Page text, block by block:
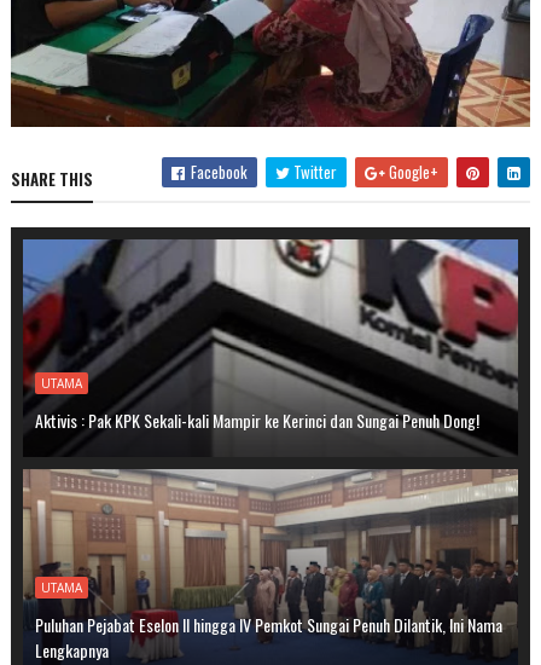
SHARE THIS Facebook Twitter Google+
UTAMA
Aktivis : Pak KPK Sekali-kali Mampir ke Kerinci dan Sungai Penuh Dong!
UTAMA
Puluhan Pejabat Eselon II hingga IV Pemkot Sungai Penuh Dilantik, Ini Nama
Lengkapnya